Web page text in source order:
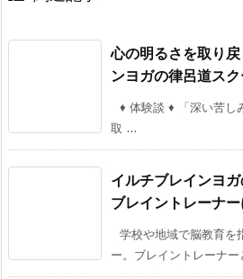
心の明るさを取り
ンヨガの律呂道ス
♦ 体験談 ♦ 「深い苦し
取 ...
イルチブレインヨガ
ブレイントレーナー
学校や地域で脳教育を
ー。ブレイントレーナ